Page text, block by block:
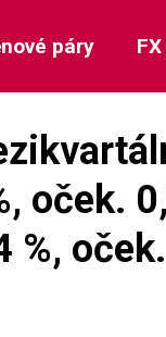
páry
oček.
%, oček.